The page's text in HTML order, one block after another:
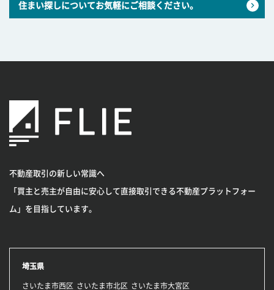
住まい探しについてお気軽にご相談ください。
不動産取引の新しい常識へ
「買主と売主が自由に安心して直接取引できる不動産プラットフォー
ム」を目指しています。
埼玉県
さいたま市西区 さいたま市北区
さいたま市大宮区